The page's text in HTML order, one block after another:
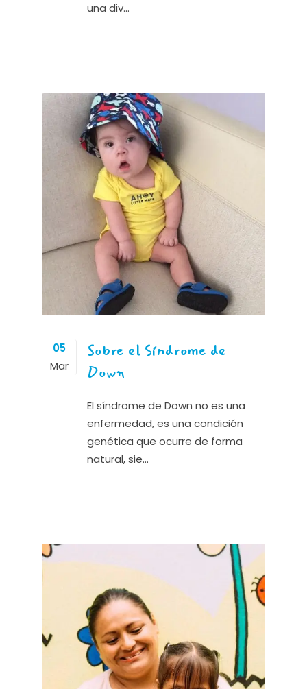
una div...
05
Mar
Sobre el Síndrome de
Down
El síndrome de Down no es una
enfermedad, es una condición
genética que ocurre de forma
natural, sie...